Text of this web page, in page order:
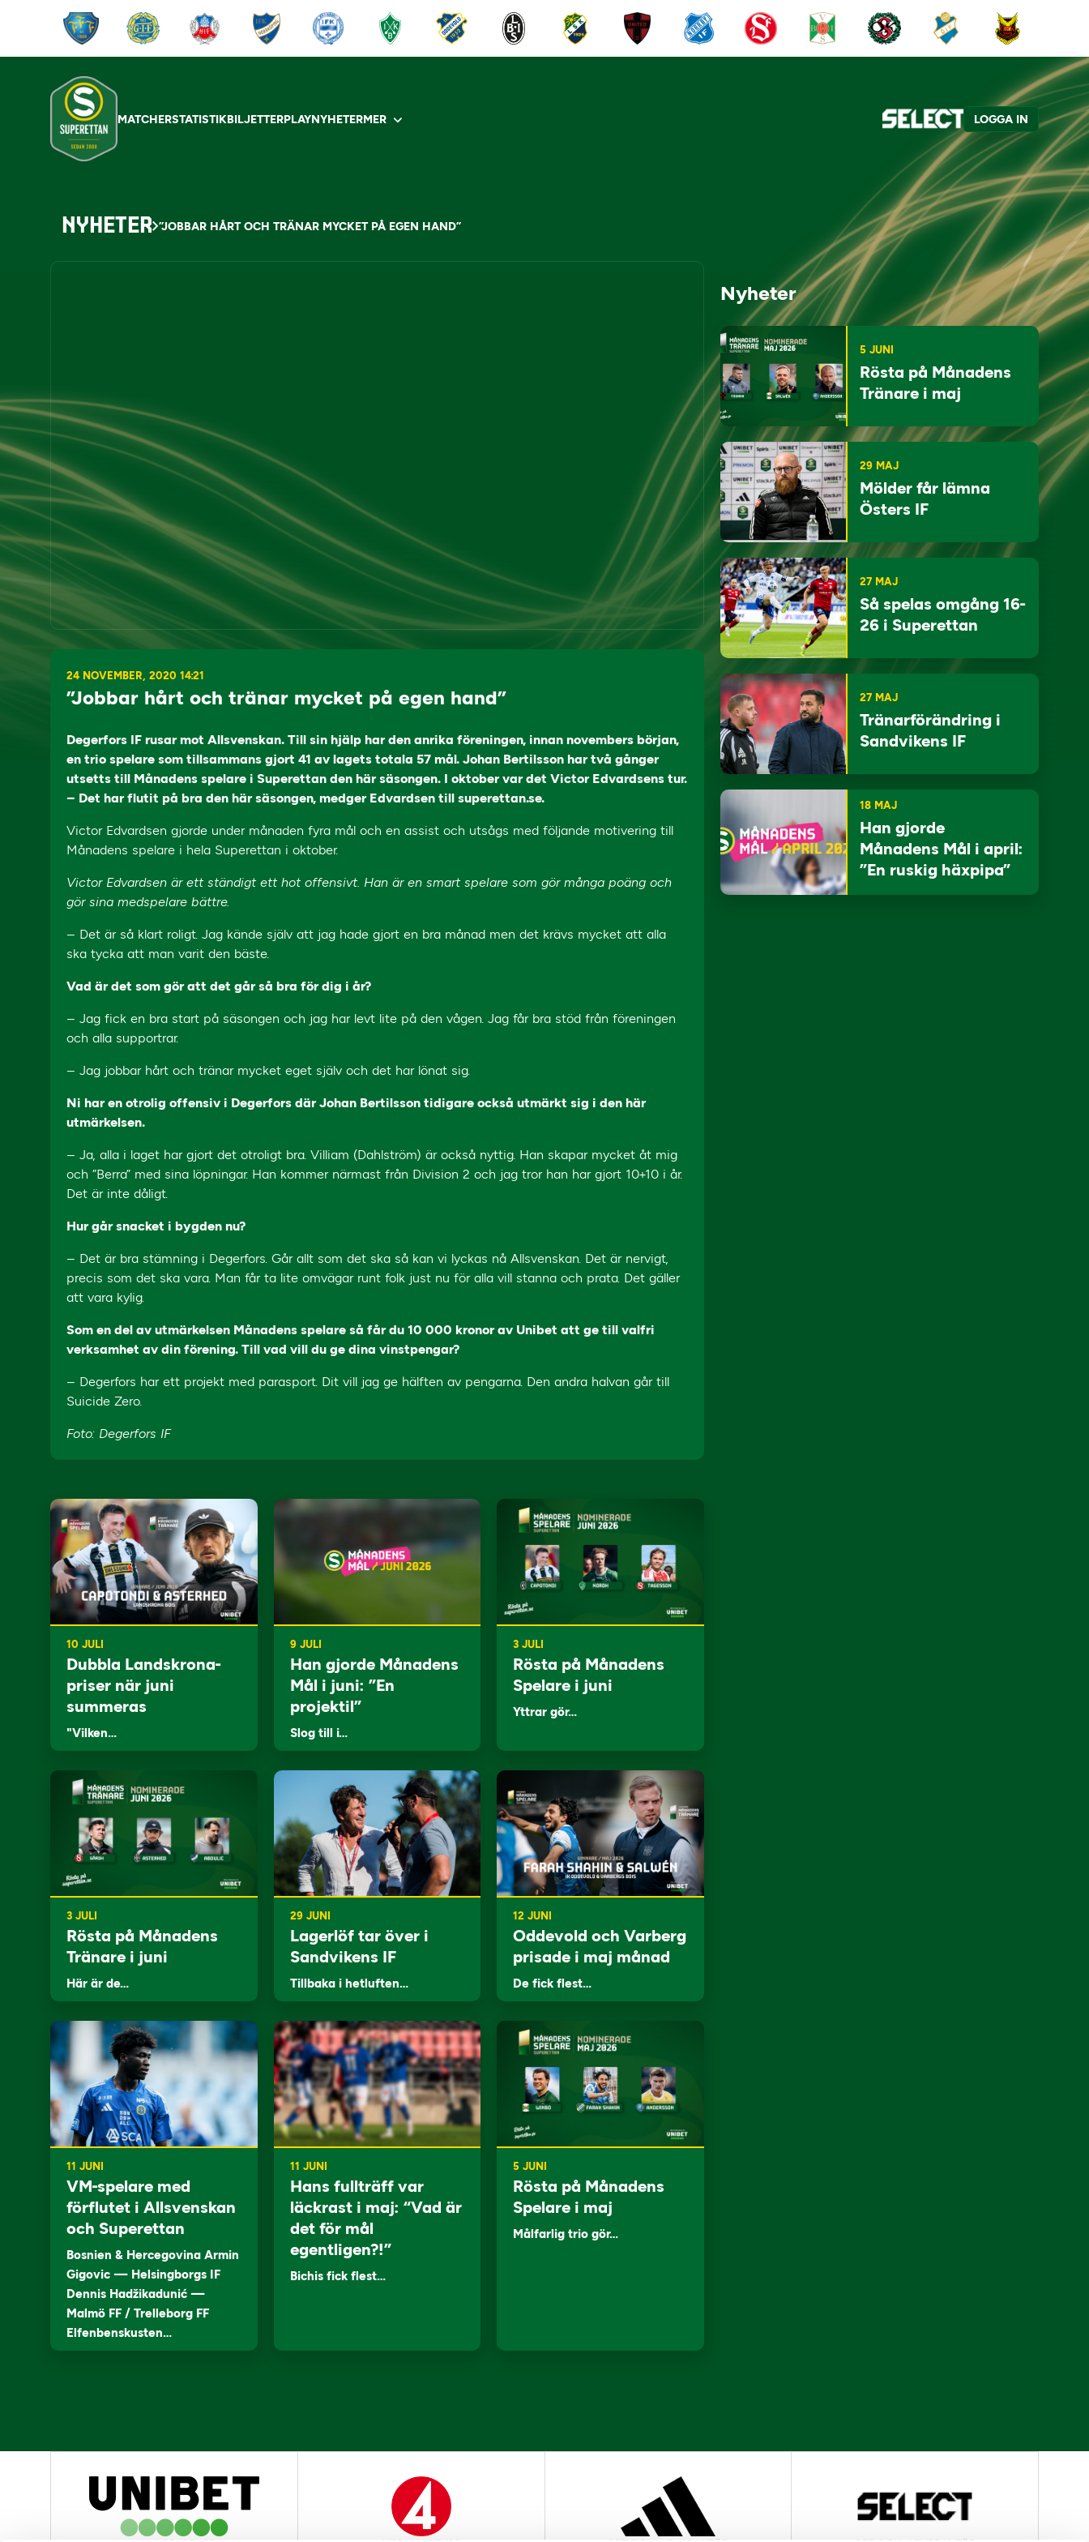
MATCHERSTATISTIKBILJETTERPLAYNYHETERMER LOGGA IN
NYHETER ”JOBBAR HÅRT OCH TRÄNAR MYCKET PÅ EGEN HAND”
24 NOVEMBER, 2020 14:21
”Jobbar hårt och tränar mycket på egen hand”
Degerfors IF rusar mot Allsvenskan. Till sin hjälp har den anrika föreningen, innan novembers början,
en trio spelare som tillsammans gjort 41 av lagets totala 57 mål. Johan Bertilsson har två gånger
utsetts till Månadens spelare i Superettan den här säsongen. I oktober var det Victor Edvardsens tur.
– Det har flutit på bra den här säsongen, medger Edvardsen till superettan.se.
Victor Edvardsen gjorde under månaden fyra mål och en assist och utsågs med följande motivering till
Månadens spelare i hela Superettan i oktober.
Victor Edvardsen är ett ständigt ett hot offensivt. Han är en smart spelare som gör många poäng och
gör sina medspelare bättre.
– Det är så klart roligt. Jag kände själv att jag hade gjort en bra månad men det krävs mycket att alla
ska tycka att man varit den bäste.
Vad är det som gör att det går så bra för dig i år?
– Jag fick en bra start på säsongen och jag har levt lite på den vågen. Jag får bra stöd från föreningen
och alla supportrar.
– Jag jobbar hårt och tränar mycket eget själv och det har lönat sig.
Ni har en otrolig offensiv i Degerfors där Johan Bertilsson tidigare också utmärkt sig i den här
utmärkelsen.
– Ja, alla i laget har gjort det otroligt bra. Villiam (Dahlström) är också nyttig. Han skapar mycket åt mig
och ”Berra” med sina löpningar. Han kommer närmast från Division 2 och jag tror han har gjort 10+10 i år.
Det är inte dåligt.
Hur går snacket i bygden nu?
– Det är bra stämning i Degerfors. Går allt som det ska så kan vi lyckas nå Allsvenskan. Det är nervigt,
precis som det ska vara. Man får ta lite omvägar runt folk just nu för alla vill stanna och prata. Det gäller
att vara kylig.
Som en del av utmärkelsen Månadens spelare så får du 10 000 kronor av Unibet att ge till valfri
verksamhet av din förening. Till vad vill du ge dina vinstpengar?
– Degerfors har ett projekt med parasport. Dit vill jag ge hälften av pengarna. Den andra halvan går till
Suicide Zero.
Foto: Degerfors IF
10 JULI
Dubbla Landskrona-
priser när juni
summeras
"Vilken…
9 JULI
Han gjorde Månadens
Mål i juni: ”En
projektil”
Slog till i…
3 JULI
Rösta på Månadens
Spelare i juni
Yttrar gör…
3 JULI
Rösta på Månadens
Tränare i juni
Här är de…
29 JUNI
Lagerlöf tar över i
Sandvikens IF
Tillbaka i hetluften…
12 JUNI
Oddevold och Varberg
prisade i maj månad
De fick flest…
11 JUNI
VM-spelare med
förflutet i Allsvenskan
och Superettan
Bosnien & Hercegovina Armin
Gigovic — Helsingborgs IF
Dennis Hadžikadunić —
Malmö FF / Trelleborg FF
Elfenbenskusten…
11 JUNI
Hans fullträff var
läckrast i maj: “Vad är
det för mål
egentligen?!”
Bichis fick flest…
5 JUNI
Rösta på Månadens
Spelare i maj
Målfarlig trio gör…
Nyheter
5 JUNI
Rösta på Månadens
Tränare i maj
29 MAJ
Mölder får lämna
Östers IF
27 MAJ
Så spelas omgång 16-
26 i Superettan
27 MAJ
Tränarförändring i
Sandvikens IF
18 MAJ
Han gjorde
Månadens Mål i april:
”En ruskig häxpipa”